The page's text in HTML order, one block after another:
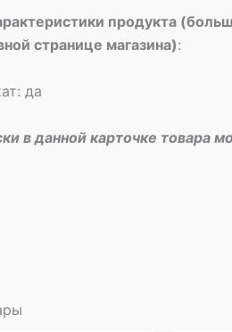
продукта
странице магазина):
да
в данной карточке товара